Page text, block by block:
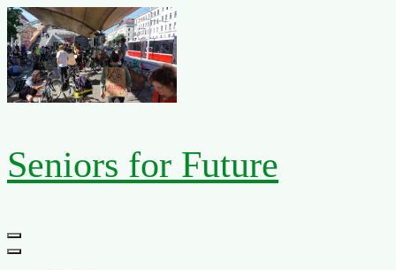
Zum
Inhalt
springen
Seniors for Future
Primäres
Menü